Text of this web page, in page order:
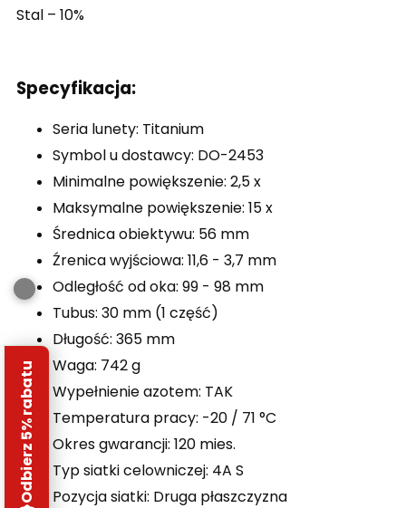
Stal – 10%
Specyfikacja:
Seria lunety: Titanium
Symbol u dostawcy: DO-2453
Minimalne powiększenie: 2,5 x
Maksymalne powiększenie: 15 x
Średnica obiektywu: 56 mm
Źrenica wyjściowa: 11,6 - 3,7 mm
Odległość od oka: 99 - 98 mm
Tubus: 30 mm (1 część)
Długość: 365 mm
Waga: 742 g
Wypełnienie azotem: TAK
Temperatura pracy: -20 / 71 °C
Okres gwarancji: 120 mies.
Typ siatki celowniczej: 4A S
Pozycja siatki: Druga płaszczyzna
Odbierz 5% rabatu